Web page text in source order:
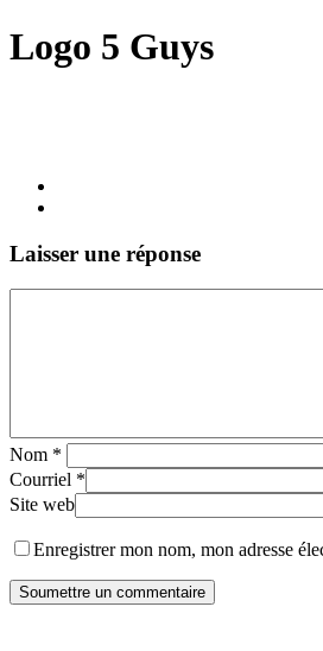
Logo 5 Guys
Laisser une réponse
Nom *
Courriel *
Site web
Enregistrer mon nom, mon adresse